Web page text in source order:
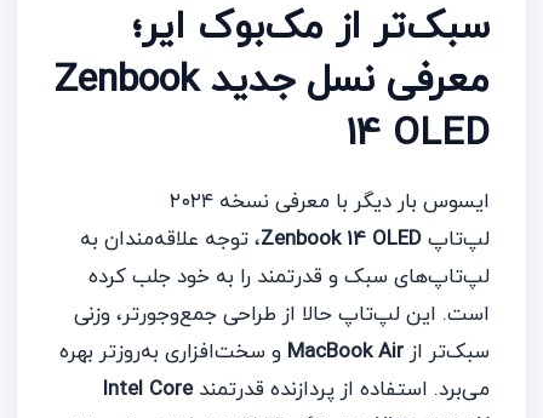
سبک‌تر از مک‌بوک ایر؛
معرفی نسل جدید Zenbook
14 OLED
ایسوس بار دیگر با معرفی نسخه ۲۰۲۴
لپ‌تاپZenbook 14 OLED، توجه علاقه‌مندان به
لپ‌تاپ‌های سبک و قدرتمند را به خود جلب کرده
است. این لپ‌تاپ حالا از طراحی جمع‌وجورتر، وزنی
سبک‌تر ازMacBook Air و سخت‌افزاری به‌روزتر بهره
می‌برد. استفاده از پردازنده قدرتمندIntel Core